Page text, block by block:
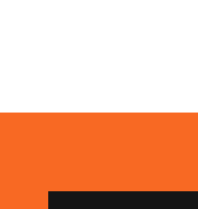
technologii na